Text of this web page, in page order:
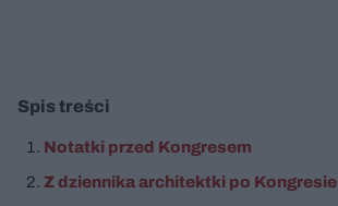
Spis treści
Notatki przed Kongresem
Z dziennika architektki po Kongresie